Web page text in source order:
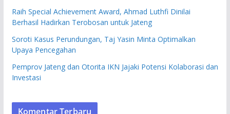
Raih Special Achievement Award, Ahmad Luthfi Dinilai
Berhasil Hadirkan Terobosan untuk Jateng
Soroti Kasus Perundungan, Taj Yasin Minta Optimalkan
Upaya Pencegahan
Pemprov Jateng dan Otorita IKN Jajaki Potensi Kolaborasi dan
Investasi
Komentar Terbaru